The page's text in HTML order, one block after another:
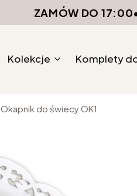
ZAMÓW DO 17:00
Kolekcje Komplety
Okapnik do świecy OK1